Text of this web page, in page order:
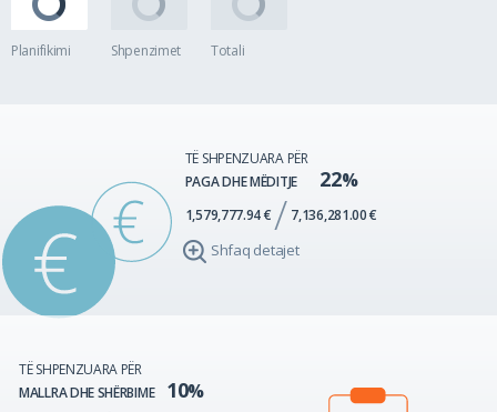
Planifikimi Shpenzimet Totali
TË SHPENZUARA PËR
PAGA DHE MËDITJE
22
1,579,777.94 € 7,136,281.00 €
Shfaq detajet
TË SHPENZUARA PËR
MALLRA DHE SHËRBIME
10